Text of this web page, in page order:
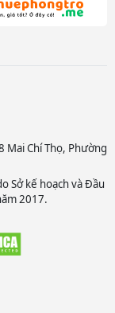
Mai Chí Thọ, Phường
Sở kế hoạch và Đầu
2017.